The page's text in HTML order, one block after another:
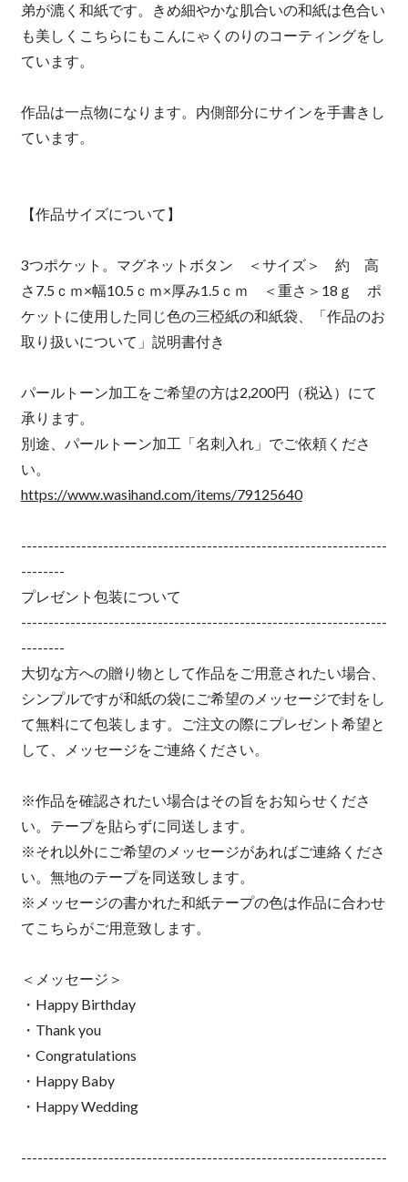
弟が漉く和紙です。きめ細やかな肌合いの和紙は色合い
も美しくこちらにもこんにゃくのりのコーティングをし
ています。
作品は一点物になります。内側部分にサインを手書きし
ています。
【作品サイズについて】
3つポケット。マグネットボタン ＜サイズ＞ 約 高
さ7.5ｃｍ×幅10.5ｃｍ×厚み1.5ｃｍ ＜重さ＞18ｇ ポ
ケットに使用した同じ色の三椏紙の和紙袋、「作品のお
取り扱いについて」説明書付き
パールトーン加工をご希望の方は2,200円（税込）にて
承ります。
別途、パールトーン加工「名刺入れ」でご依頼くださ
い。
https://www.wasihand.com/items/79125640
-------------------------------------------------------------------
--------
プレゼント包装について
-------------------------------------------------------------------
--------
大切な方への贈り物として作品をご用意されたい場合、
シンプルですが和紙の袋にご希望のメッセージで封をし
て無料にて包装します。ご注文の際にプレゼント希望と
して、メッセージをご連絡ください。
※作品を確認されたい場合はその旨をお知らせくださ
い。テープを貼らずに同送します。
※それ以外にご希望のメッセージがあればご連絡くださ
い。無地のテープを同送致します。
※メッセージの書かれた和紙テープの色は作品に合わせ
てこちらがご用意致します。
＜メッセージ＞
・Happy Birthday
・Thank you
・Congratulations
・Happy Baby
・Happy Wedding
-------------------------------------------------------------------